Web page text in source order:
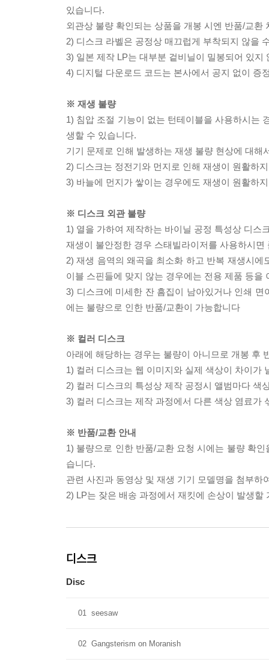
있습니다.
외관상 불량 확인되는 상품을 개봉 시엔 반품/교환
2) 디스크 라벨은 공정상 매끄럽게 부착되지 않을
3) 일본 제작 LP는 대부분 겉비닐이 밀봉되어 있지
4) 디지털 다운로드 코드는 본사에서 공지 없이 증
※ 재생 불량
1) 침압 조절 기능이 없는 턴테이블을 사용하시는
생할 수 있습니다.
기기 문제로 인해 발생하는 재생 불량 현상에 대
2) 디스크는 정전기와 먼지로 인해 재생이 원활하
3) 바늘에 먼지가 쌓이는 경우에도 재생이 원활하
※ 디스크 외관 불량
1) 열을 가하여 제작하는 바이닐 공정 특성상 디스
재생이 불안정한 경우 스태빌라이저를 사용하시
2) 재생 음역의 왜곡을 최소화 하고 반복 재생시
이블 스핀들에 맞지 않는 경우에는 전용 제품 등
3) 디스크에 미세한 잔 흠집이 남아있거나 인쇄
에는 불량으로 인한 반품/교환이 가능합니다
※ 컬러 디스크
아래에 해당하는 경우는 불량이 아니므로 개봉 후
1) 컬러 디스크는 웹 이미지와 실제 색상이 차이가
2) 컬러 디스크의 특성상 제작 공정시 앨범마다 색
3) 컬러 디스크는 제작 과정에서 다른 색상 염료가
※ 반품/교환 안내
1) 불량으로 인한 반품/교환 요청 시에는 불량 확
습니다.
관련 사진과 동영상 및 재생 기기 모델명을 첨부하
2) LP는 잦은 배송 과정에서 재킷에 손상이 발생
디스크
Disc
01 seesaw
02 Gangsterism on Moranish